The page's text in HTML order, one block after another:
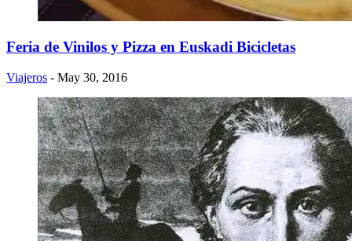
Feria de Vinilos y Pizza en Euskadi Bicicletas
Viajeros - May 30, 2016